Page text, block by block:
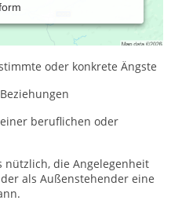
mehr im Griff zu haben
oder konkrete Ängste
beruflichen oder
nützlich, die Angelegenheit
als Außenstehender eine